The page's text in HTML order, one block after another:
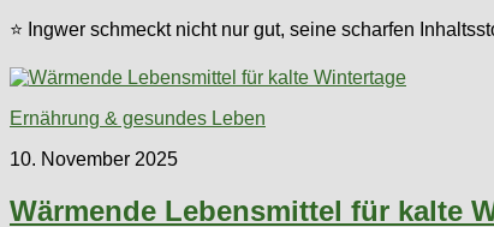
⭐ Ingwer schmeckt nicht nur gut, seine scharfen
Ernährung & gesundes Leben
10. November 2025
Wärmende Lebensmittel für kalte